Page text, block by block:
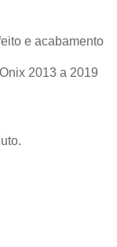
e acabamento
2013 a 2019